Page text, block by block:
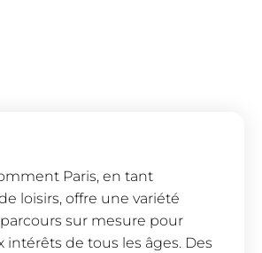
Paris, en tant
loisirs, offre une variété
parcours sur mesure pour
intérêts de tous les âges. Des